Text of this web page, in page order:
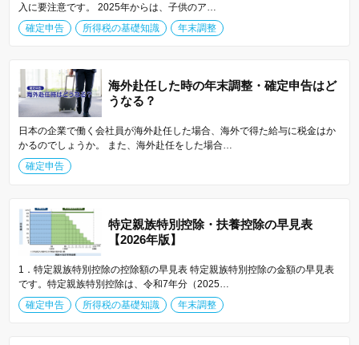
入に要注意です。 2025年からは、子供のア…
確定申告
所得税の基礎知識 年末調整
海外赴任した時の年末調整・確定申告はど
うなる？
日本の企業で働く会社員が海外赴任した場合、海外で得た給与に税金はか
かるのでしょうか。 また、海外赴任をした場合…
確定申告
特定親族特別控除・扶養控除の早見表
【2026年版】
1．特定親族特別控除の控除額の早見表 特定親族特別控除の金額の早見表
です。特定親族特別控除は、令和7年分（2025…
確定申告
所得税の基礎知識 年末調整